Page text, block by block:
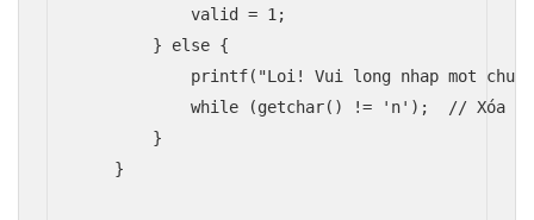
            valid = 1;
        } else {
printf("Loi! Vui long nhap mot chu
while (getchar() != 'n');  // Xóa
        }
    }